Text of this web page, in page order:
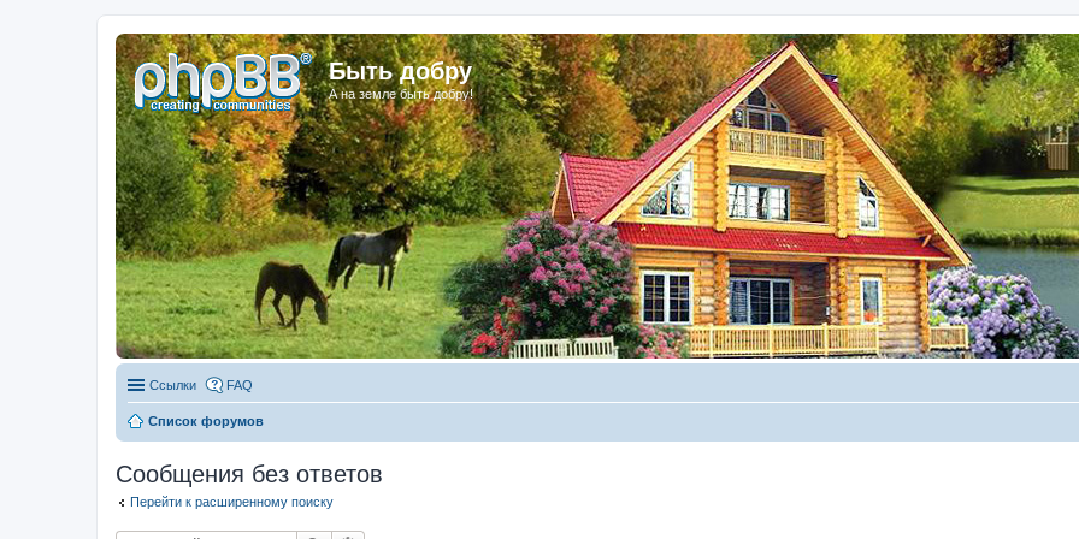
Быть добру
А на земле быть добру!
Ссылки FAQ
Список форумов
Сообщения без ответов
Перейти к расширенному поиску